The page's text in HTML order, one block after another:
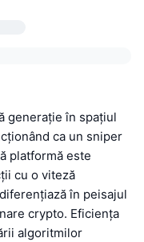
generație în spațiul
ca un sniper
platformă este
cu o viteză
în peisajul
crypto. Eficiența
algoritmilor